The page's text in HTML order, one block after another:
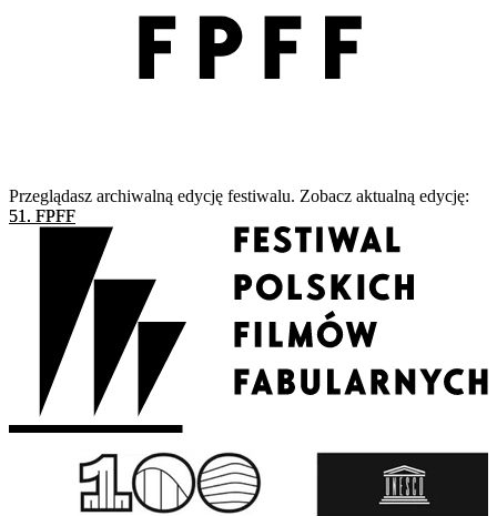
Przeglądasz archiwalną edycję festiwalu. Zobacz aktualną edycję:
51. FPFF